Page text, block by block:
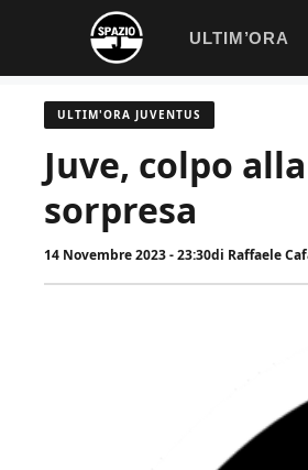
contenuto
ULTIM’ORA
ULTIM'ORA JUVENTUS
Juve, colpo
sorpresa
14 Novembre 2023 - 23:30di Raffaele